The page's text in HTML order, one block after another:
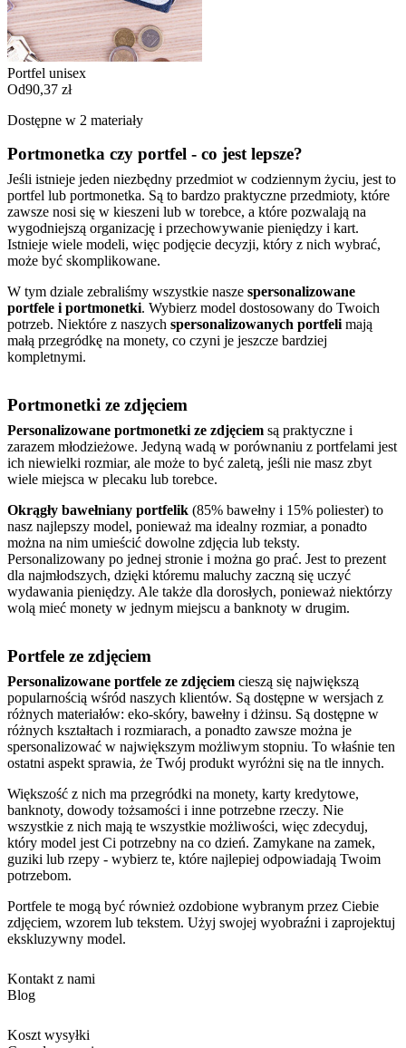
Portfel unisex
Od90,37 zł
Dostępne w 2 materiały
Portmonetka czy portfel - co jest lepsze?
Jeśli istnieje jeden niezbędny przedmiot w codziennym życiu, jest to
portfel lub portmonetka. Są to bardzo praktyczne przedmioty, które
zawsze nosi się w kieszeni lub w torebce, a które pozwalają na
wygodniejszą organizację i przechowywanie pieniędzy i kart.
Istnieje wiele modeli, więc podjęcie decyzji, który z nich wybrać,
może być skomplikowane.
W tym dziale zebraliśmy wszystkie nasze spersonalizowane
portfele i portmonetki. Wybierz model dostosowany do Twoich
potrzeb. Niektóre z naszych spersonalizowanych portfeli mają
małą przegródkę na monety, co czyni je jeszcze bardziej
kompletnymi.
Portmonetki ze zdjęciem
Personalizowane portmonetki ze zdjęciem są praktyczne i
zarazem młodzieżowe. Jedyną wadą w porównaniu z portfelami jest
ich niewielki rozmiar, ale może to być zaletą, jeśli nie masz zbyt
wiele miejsca w plecaku lub torebce.
Okrągły bawełniany portfelik (85% bawełny i 15% poliester) to
nasz najlepszy model, ponieważ ma idealny rozmiar, a ponadto
można na nim umieścić dowolne zdjęcia lub teksty.
Personalizowany po jednej stronie i można go prać. Jest to prezent
dla najmłodszych, dzięki któremu maluchy zaczną się uczyć
wydawania pieniędzy. Ale także dla dorosłych, ponieważ niektórzy
wolą mieć monety w jednym miejscu a banknoty w drugim.
Portfele ze zdjęciem
Personalizowane portfele ze zdjęciem cieszą się największą
popularnością wśród naszych klientów. Są dostępne w wersjach z
różnych materiałów: eko-skóry, bawełny i dżinsu. Są dostępne w
różnych kształtach i rozmiarach, a ponadto zawsze można je
spersonalizować w największym możliwym stopniu. To właśnie ten
ostatni aspekt sprawia, że Twój produkt wyróżni się na tle innych.
Większość z nich ma przegródki na monety, karty kredytowe,
banknoty, dowody tożsamości i inne potrzebne rzeczy. Nie
wszystkie z nich mają te wszystkie możliwości, więc zdecyduj,
który model jest Ci potrzebny na co dzień. Zamykane na zamek,
guziki lub rzepy - wybierz te, które najlepiej odpowiadają Twoim
potrzebom.
Portfele te mogą być również ozdobione wybranym przez Ciebie
zdjęciem, wzorem lub tekstem. Użyj swojej wyobraźni i zaprojektuj
ekskluzywny model.
Kontakt z nami
Blog
Koszt wysyłki